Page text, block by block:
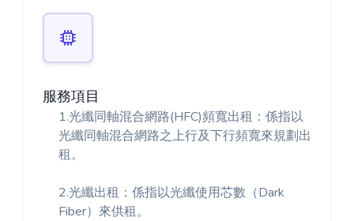
服務項目
1.光纖同軸混合網路(HFC)頻寬出租：係指以
光纖同軸混合網路之上行及下行頻寬來規劃出
租。
2.光纖出租：係指以光纖使用芯數（Dark
Fiber）來供租。